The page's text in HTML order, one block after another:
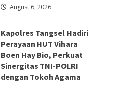
August 6, 2026
Kapolres Tangsel Hadiri
Perayaan HUT Vihara
Boen Hay Bio, Perkuat
Sinergitas TNI-POLRI
dengan Tokoh Agama